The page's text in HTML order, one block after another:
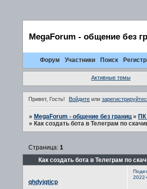
MegaForum - общение без
Форум Участники Поиск
Активные темы
Привет, Гость! Войдите или
» MegaForum - общение без границ » ПК
» Как создать бота в Телеграм по
Как создать бота в Телеграм по
Страница: 1
2022-
qhdyjqticp